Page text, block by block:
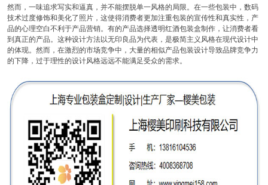
然而，一味追求写实和逼真，并不能摆脱单一风格的局限。在一些包装中，数码
技术过度修饰和美化了照片，这使得消费者更加注重包装的宣传性和真实性，产
品的心理空白不利于产品营销。有的产品选择透明红酒包装盒制作，让消费者看
到真正的产品。这种设计方法以无印良品为代表，是极简主义风格在现代设计中
的体现。然而，在激烈的市场竞争中，大量的相似产品包装设计导致品牌竞争力
的下降，过于理性的设计风格远远不能满足受众的需求。